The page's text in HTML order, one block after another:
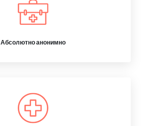
Абсолютно анонимно